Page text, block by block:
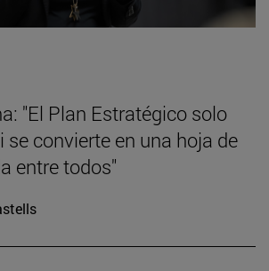
"El Plan Estratégico solo
se convierte en una hoja de
entre todos"